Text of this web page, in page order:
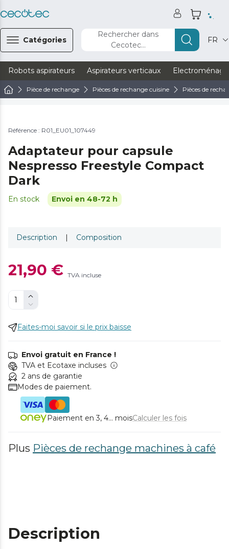
Catégories
Rechercher dans
Cecotec...
FR
Robots aspirateurs Aspirateurs verticaux
Pièce de rechange Pièces de rechange cuisine Pièces de
Référence : R01_EU01_107449
Adaptateur pour capsule
Nespresso Freestyle Compact
Dark
En stock Envoi en 48-72 h
Description | Composition
21,90 € TVA incluse
Faites-moi savoir si le prix baisse
Envoi gratuit en France !
TVA et Ecotaxe incluses
2 ans de garantie
Modes de paiement.
Paiement en 3, 4... moisCalculer les fois
Plus Pièces de rechange machines à café
Description